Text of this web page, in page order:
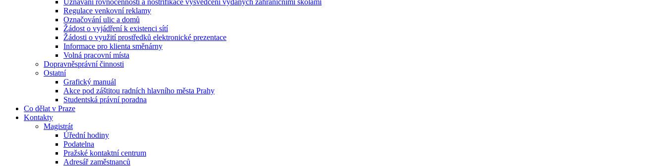
Uznávání rovnocennosti a nostrifikace vysvědčení vydaných zahraničními školami
Regulace venkovní reklamy
Označování ulic a domů
Žádost o vyjádření k existenci sítí
Žádosti o využití prostředků elektronické prezentace
Informace pro klienta směnárny
Volná pracovní místa
Dopravněsprávní činnosti
Ostatní
Grafický manuál
Akce pod záštitou radních hlavního města Prahy
Studentská právní poradna
Co dělat v Praze
Kontakty
Magistrát
Úřední hodiny
Podatelna
Pražské kontaktní centrum
Adresář zaměstnanců